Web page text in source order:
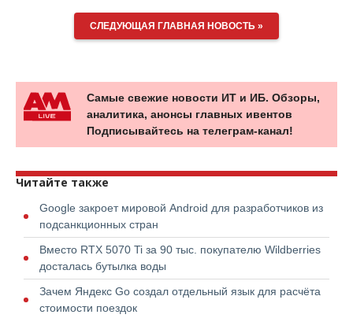
СЛЕДУЮЩАЯ ГЛАВНАЯ НОВОСТЬ »
Самые свежие новости ИТ и ИБ. Обзоры,
аналитика, анонсы главных ивентов
Подписывайтесь на телеграм-канал!
Читайте также
Google закроет мировой Android для разработчиков из
подсанкционных стран
Вместо RTX 5070 Ti за 90 тыс. покупателю Wildberries
досталась бутылка воды
Зачем Яндекс Go создал отдельный язык для расчёта
стоимости поездок